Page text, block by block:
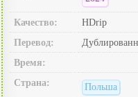
Качество:
HDrip
Перевод:
Время:
Страна:
Польша